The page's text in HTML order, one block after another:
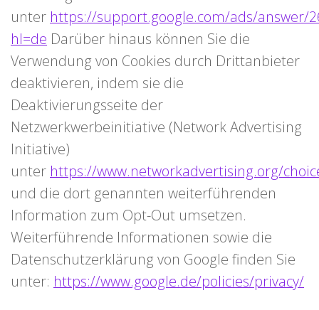
unter https://support.google.com/ads/answer/
hl=de Darüber hinaus können Sie die
Verwendung von Cookies durch Drittanbieter
deaktivieren, indem sie die
Deaktivierungsseite der
Netzwerkwerbeinitiative (Network Advertising
Initiative)
unter https://www.networkadvertising.org/
und die dort genannten weiterführenden
Information zum Opt-Out umsetzen.
Weiterführende Informationen sowie die
Datenschutzerklärung von Google finden Sie
unter: https://www.google.de/policies/privacy/